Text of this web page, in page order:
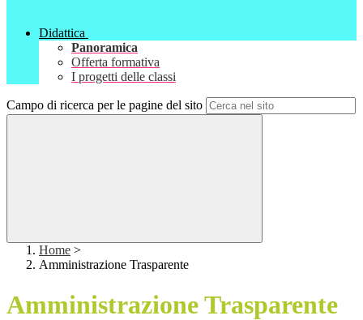
Didattica
Panoramica
Offerta formativa
I progetti delle classi
Campo di ricerca per le pagine del sito
Home >
Amministrazione Trasparente
Amministrazione Trasparente